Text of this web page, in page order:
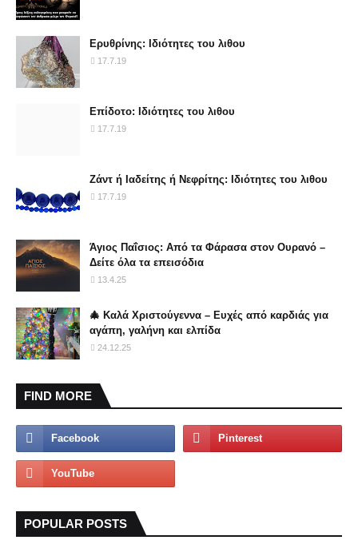
Ερυθρίνης: Ιδιότητες του λιθου
17.7.19
Επίδοτο: Ιδιότητες του λιθου
17.7.19
Ζάντ ή Ιαδείτης ή Νεφρίτης: Ιδιότητες του λιθου
17.7.19
Άγιος Παΐσιος: Από τα Φάρασα στον Ουρανό –
Δείτε όλα τα επεισόδια
13.4.25
🎄 Καλά Χριστούγεννα – Ευχές από καρδιάς για
αγάπη, γαλήνη και ελπίδα
24.12.25
FIND MORE
POPULAR POSTS